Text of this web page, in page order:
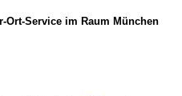
Ort-Service im Raum München